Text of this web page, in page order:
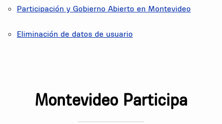
Participación y Gobierno Abierto en Montevideo
Eliminación de datos de usuario
Montevideo Participa